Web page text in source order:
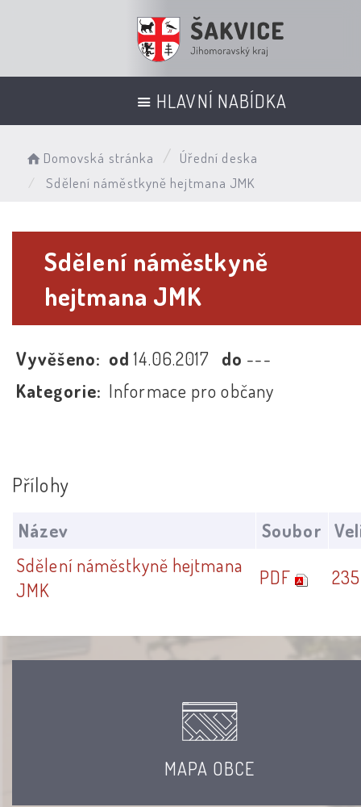
HLAVNÍ NABÍDKA
Domovská stránka
Úřední deska
Sdělení náměstkyně hejtmana JMK
Sdělení náměstkyně
hejtmana JMK
Vyvěšeno: od14.06.2017 do ---
Kategorie: Informace pro občany
Přílohy
Název Soubor
Sdělení náměstkyně hejtmana
JMK
PDF
MAPA OBCE